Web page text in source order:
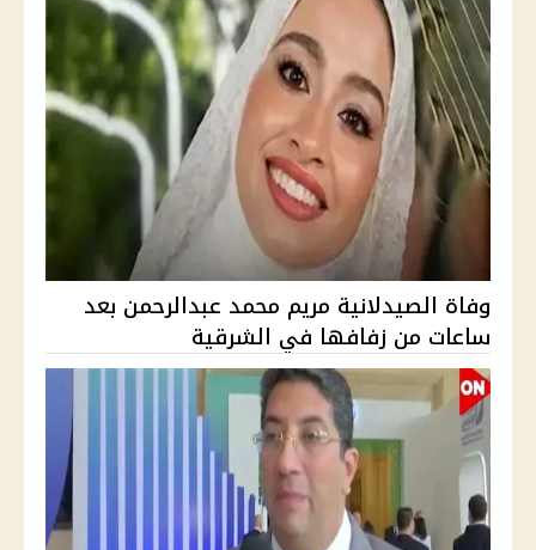
وفاة الصيدلانية مريم محمد عبدالرحمن بعد
ساعات من زفافها في الشرقية